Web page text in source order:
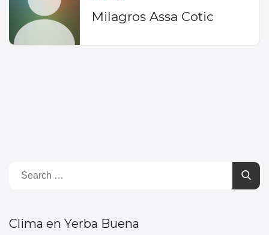
Milagros Assa Cotic
Clima en Yerba Buena